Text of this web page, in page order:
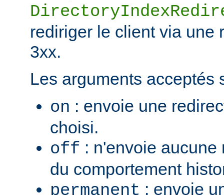
rediriger le client via une
3xx.
Les arguments acceptés
on : envoie une
choisi.
off : n'envoie
du comportement
permanent : envoie